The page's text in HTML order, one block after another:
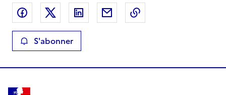
Partager sur Facebook
Partager sur XPartager sur LinkedIn
Partager par email
S'abonner